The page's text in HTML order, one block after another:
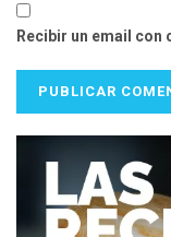
Recibir un email con